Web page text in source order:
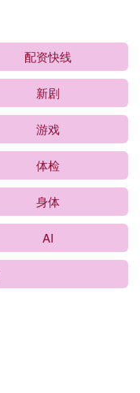
配资快线
新剧
游戏
体检
身体
AI